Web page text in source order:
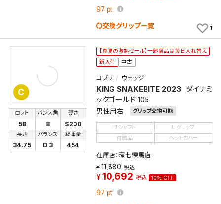
97 pt
交換グリップ一覧 1
C
【真夏の激熱セール】一部商品は毎日入れ替え
新入荷
中古
コブラ ウェッジ
KING SNAKEBITE 2023
ダイナミ
ックゴールド 105
男性用右 グリップ交換可能
ロフト
58
バンス角
8
硬さ
S200
長さ
34.75
バランス
D 3
総重量
454
リシャフト
リグリップ
付属品
ヘッドカバー
在庫店：環七練馬店
11,880 税込
10,692 税込 10% OFF
97 pt